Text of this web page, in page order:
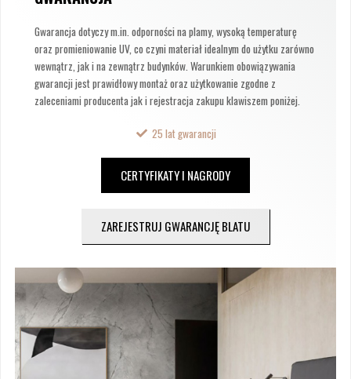
Gwarancja dotyczy m.in. odporności na plamy, wysoką temperaturę
oraz promieniowanie UV, co czyni materiał idealnym do użytku zarówno
wewnątrz, jak i na zewnątrz budynków. Warunkiem obowiązywania
gwarancji jest prawidłowy montaż oraz użytkowanie zgodne z
zaleceniami producenta jak i rejestracja zakupu klawiszem poniżej.
25 lat gwarancji
CERTYFIKATY I NAGRODY
ZAREJESTRUJ GWARANCJĘ BLATU